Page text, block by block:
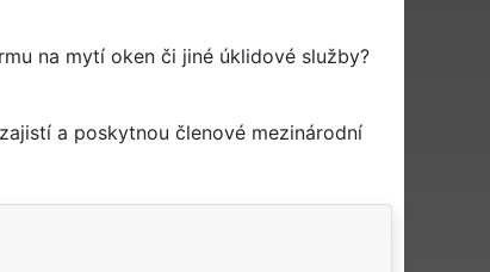
na mytí oken či jiné úklidové služby?
a poskytnou členové mezinárodní